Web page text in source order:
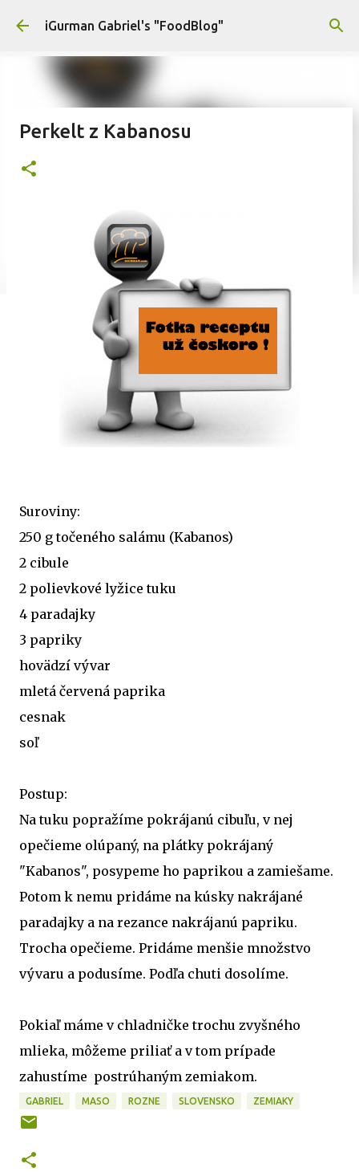
Preskočiť na hlavný obsah
iGurman Gabriel's "FoodBlog"
Perkelt z Kabanosu
Suroviny:
250 g točeného salámu (Kabanos)
2 cibule
2 polievkové lyžice tuku
4 paradajky
3 papriky
hovädzí vývar
mletá červená paprika
cesnak
soľ
Postup:
Na tuku popražíme pokrájanú cibuľu, v nej
opečieme olúpaný, na plátky pokrájaný
"Kabanos", posypeme ho paprikou a zamiešame.
Potom k nemu pridáme na kúsky nakrájané
paradajky a na rezance nakrájanú papriku.
Trocha opečieme. Pridáme menšie množstvo
vývaru a podusíme. Podľa chuti dosolíme.
Pokiaľ máme v chladničke trochu zvyšného
mlieka, môžeme priliať a v tom prípade
zahustíme postrúhaným zemiakom.
GABRIEL MASO ROZNE SLOVENSKO ZEMIAKY